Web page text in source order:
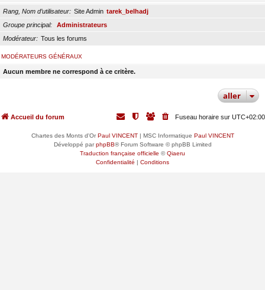
Rang, Nom d’utilisateur Site Admin tarek_belhadj
Groupe principal
Administrateurs
Modérateur
Tous les forums
MODÉRATEURS GÉNÉRAUX
Aucun membre ne correspond à ce critère.
aller
Accueil du forum Fuseau horaire sur UTC+02:00
Chartes des Monts d'OrPaul VINCENT| MSC Informatique Paul VINCENT
Développé parphpBB® Forum Software © phpBB Limited
Traduction française officielle ©Qiaeru
Confidentialité | Conditions